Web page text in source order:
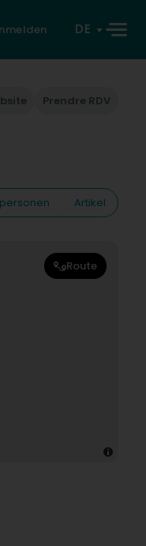
DE
Prendre RDV
Artikel
Route